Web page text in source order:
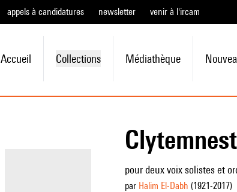
appels à candidatures newsletter venir à l'ircam
Accueil Collections Médiathèque
pour deux voix solistes et
par Halim El-Dabh (1921-2017)